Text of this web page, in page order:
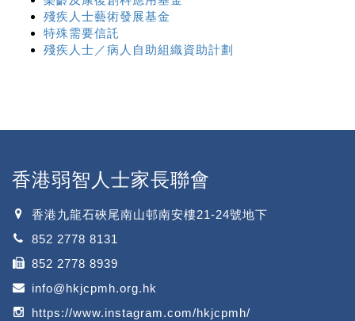
殘疾人士藝術發展基金
特殊需要信託
殘疾人士／病人自助組織資助計劃
香港弱智人士家長聯會
香港九龍石硤尾南山邨南安樓21-24號地下
852 2778 8131
852 2778 8939
info@hkjcpmh.org.hk
https://www.instagram.com/hkjcpmh/